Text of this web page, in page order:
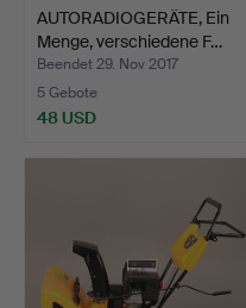
AUTORADIOGERÄTE, Ein
Menge, verschiedene F…
Beendet 29. Nov 2017
5 Gebote
48 USD